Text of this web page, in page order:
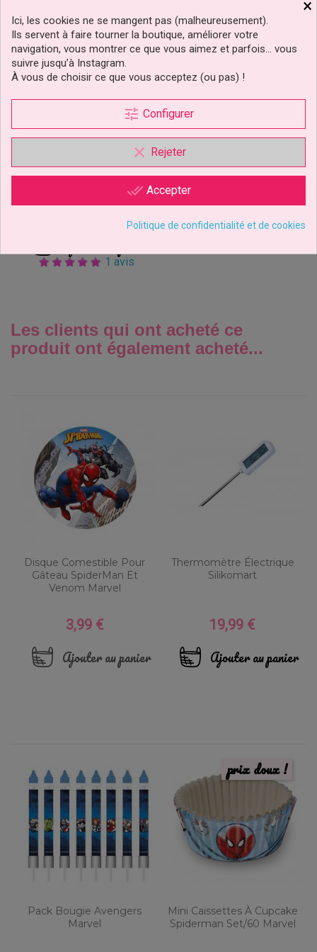
Figurine Avengers Wasp
Édition Limité
1 avis
Les clients qui ont acheté ce
produit ont également acheté...
Disque Comestible Pour
Gâteau SpiderMan Et
Venom Marvel
Prix
3,99 €
Ajouter au panier
Thermomètre Électrique
Silikomart
Prix
19,99 €
Ajouter au panier
Pack Bougie Avengers
Marvel
Mini Caissettes À Cupcake
Spiderman Set/60 Marvel
prix doux !
×
Ici, les cookies ne se mangent pas (malheureusement).
Ils servent à faire tourner la boutique, améliorer votre
navigation, vous montrer ce que vous aimez et parfois… vous
suivre jusqu’à Instagram.
À vous de choisir ce que vous acceptez (ou pas) !
tune Configurer
clear Rejeter
done_all Accepter
Politique de confidentialité et de cookies